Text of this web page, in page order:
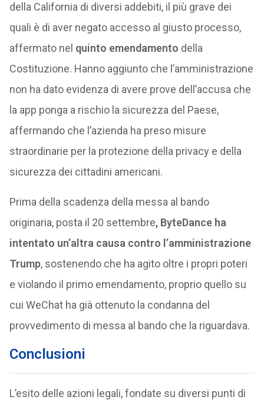
della California di diversi addebiti, il più grave dei
quali è di aver negato accesso al giusto processo,
affermato nel quinto emendamento della
Costituzione. Hanno aggiunto che l’amministrazione
non ha dato evidenza di avere prove dell’accusa che
la app ponga a rischio la sicurezza del Paese,
affermando che l’azienda ha preso misure
straordinarie per la protezione della privacy e della
sicurezza dei cittadini americani.
Prima della scadenza della messa al bando
originaria, posta il 20 settembre, ByteDance ha
intentato un’altra causa contro l’amministrazione
Trump, sostenendo che ha agito oltre i propri poteri
e violando il primo emendamento, proprio quello su
cui WeChat ha già ottenuto la condanna del
provvedimento di messa al bando che la riguardava.
Conclusioni
L’esito delle azioni legali, fondate su diversi punti di